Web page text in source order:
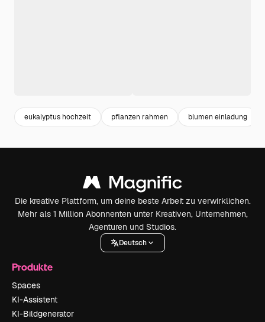
eukalyptus hochzeit pflanzen rahmen blumen einladung
Die kreative Plattform, um deine beste Arbeit zu verwirklichen.
Mehr als 1 Million Abonnenten unter Kreativen, Unternehmen,
Agenturen und Studios.
Deutsch
Produkte
Spaces
KI-Assistent
KI-Bildgenerator